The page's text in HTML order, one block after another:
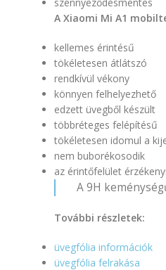
A Xiaomi Mi A1
kellemes érintésű
tökéletesen átlátszó
rendkívül vékony
könnyen felhelyezhető
edzett üvegből készült
többréteges felépítésű
tökéletesen idomul a
nem buborékosodik
az érintőfelület
A 9H
További részletek:
üvegfólia információk
üvegfólia felrakása